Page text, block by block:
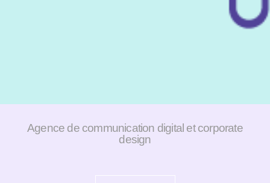
Agence de communication digital et corporate
design